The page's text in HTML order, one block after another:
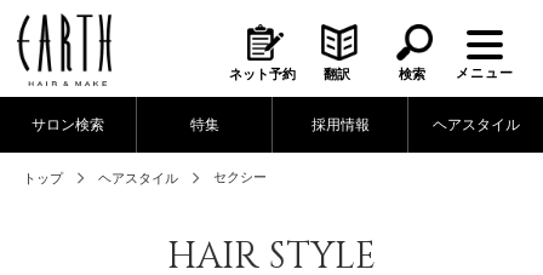
ネット予約 翻訳 検索 メニュー
サロン検索 特集 採用情報 ヘアスタイル
トップ ヘアスタイル セクシー
HAIR STYLE